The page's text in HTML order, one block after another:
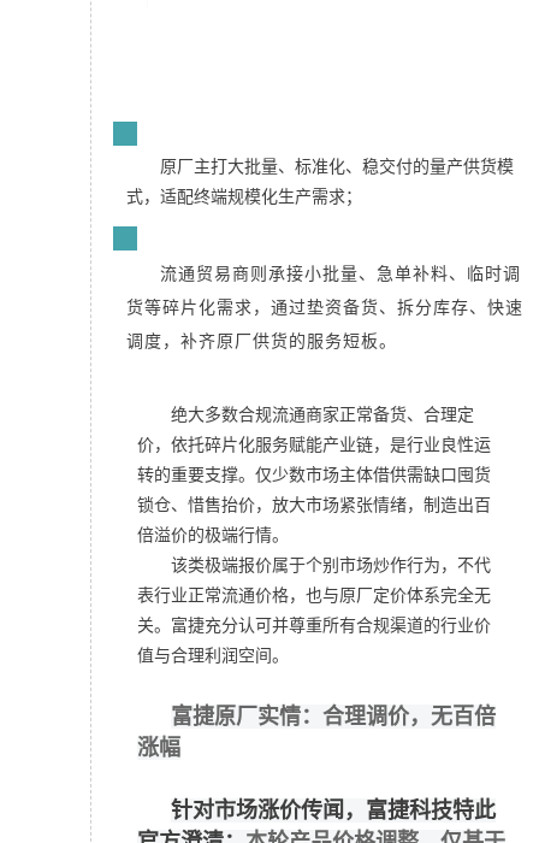
原厂主打大批量、标准化、稳交付的量产供货模
式，适配终端规模化生产需求；
流通贸易商则承接小批量、急单补料、临时调
货等碎片化需求，通过垫资备货、拆分库存、快速
调度，补齐原厂供货的服务短板。
绝大多数合规流通商家正常备货、合理定
价，依托碎片化服务赋能产业链，是行业良性运
转的重要支撑。仅少数市场主体借供需缺口囤货
锁仓、惜售抬价，放大市场紧张情绪，制造出百
倍溢价的极端行情。
该类极端报价属于个别市场炒作行为，不代
表行业正常流通价格，也与原厂定价体系完全无
关。富捷充分认可并尊重所有合规渠道的行业价
值与合理利润空间。
富捷原厂实情：合理调价，无百倍
涨幅
针对市场涨价传闻，富捷科技特此